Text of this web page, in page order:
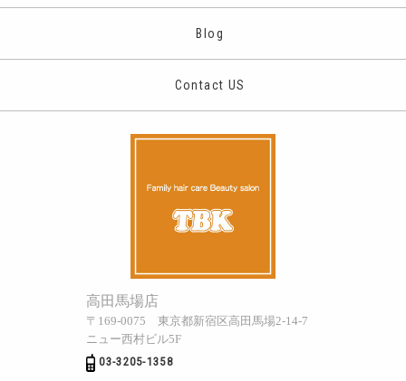
Blog
Contact US
高田馬場店
〒169-0075 東京都新宿区高田馬場2-14-7
ニュー西村ビル5F
03-3205-1358